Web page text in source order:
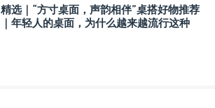
精选｜“方寸桌面，声韵相伴”桌搭好物推荐
｜年轻人的桌面，为什么越来越流行这种